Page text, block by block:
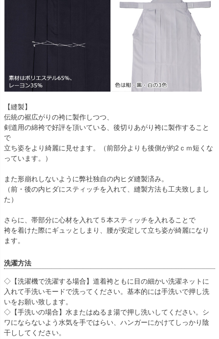
【縫製】
伝統の裾広がりの袴に製作しつつ、
剣道用の綿袴で好評を頂いている、後切りあがり袴に製作すること
で
立ち姿をより綺麗に見せます。（前部分よりも後側が約2ｃｍ短くな
っています。）
また形崩れしないように弊社独自の内ヒダ縫製済み。
（前・後の内ヒダにスティッチを入れて、縫製方法も工夫致しまし
た）
さらに、帯部分に心材を入れて５本スティッチを入れることで
袴を着けた際にギュッとしまり、腰が安定して立ち姿が綺麗になり
ます。
洗濯方法
◇【洗濯機で洗濯する場合】道着袴ともに目の細かい洗濯ネットに
入れて手洗いモードで洗ってください。基本的には手洗いで押し洗
いをお願い致します。
◇【手洗いの場合】水またはぬるま湯で押し洗いしてください。シ
ワにならないよう水気を手ではらい、ハンガーにかけてしっかり陰
干ししてください。